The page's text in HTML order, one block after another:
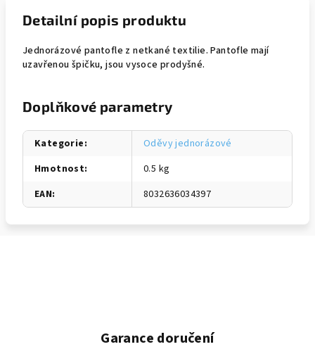
Detailní popis produktu
Jednorázové pantofle z netkané textilie. Pantofle mají
uzavřenou špičku, jsou vysoce prodyšné.
Doplňkové parametry
Kategorie:
Oděvy jednorázové
Hmotnost:
0.5 kg
EAN: 8032636034397
Garance doručení